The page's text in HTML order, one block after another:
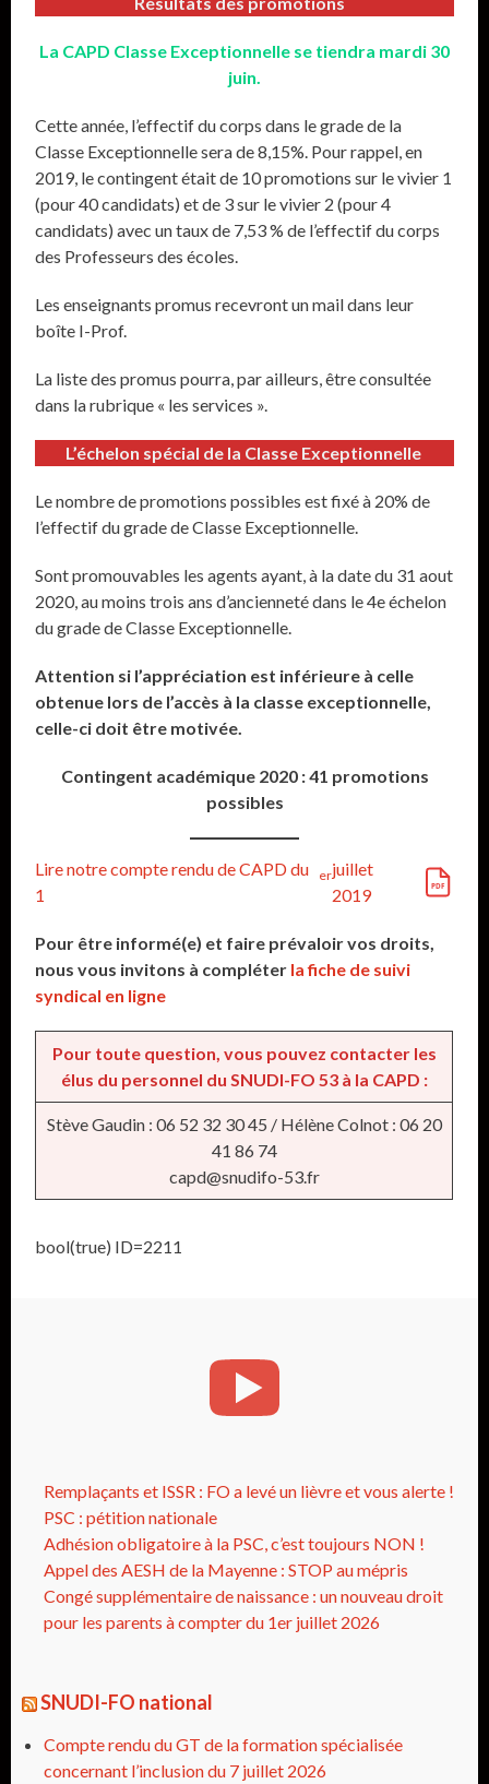
La CAPD Classe Exceptionnelle se tiendra mardi 30
juin.
Cette année, l’effectif du corps dans le grade de la
Classe Exceptionnelle sera de 8,15%. Pour rappel, en
2019, le contingent était de 10 promotions sur le vivier 1
(pour 40 candidats) et de 3 sur le vivier 2 (pour 4
candidats) avec un taux de 7,53 % de l’effectif du corps
des Professeurs des écoles.
Les enseignants promus recevront un mail dans leur
boîte I-Prof.
La liste des promus pourra, par ailleurs, être consultée
dans la rubrique « les services ».
L’échelon spécial de la Classe Exceptionnelle
Le nombre de promotions possibles est fixé à 20% de
l’effectif du grade de Classe Exceptionnelle.
Sont promouvables les agents ayant, à la date du 31 aout
2020, au moins trois ans d’ancienneté dans le 4e échelon
du grade de Classe Exceptionnelle.
Attention si l’appréciation est inférieure à celle
obtenue lors de l’accès à la classe exceptionnelle,
celle-ci doit être motivée.
Contingent académique 2020 : 41 promotions
possibles
Lire notre compte rendu de CAPD du
1
erjuillet
2019
Pour être informé(e) et faire prévaloir vos droits,
nous vous invitons à compléter la fiche de suivi
syndical en ligne
Pour toute question, vous pouvez contacter les
élus du personnel du SNUDI-FO 53 à la CAPD :
Stève Gaudin : 06 52 32 30 45 / Hélène Colnot : 06 20
41 86 74
capd@snudifo-53.fr
bool(true) ID=2211
Remplaçants et ISSR : FO a levé un lièvre et vous alerte !
PSC : pétition nationale
Adhésion obligatoire à la PSC, c’est toujours NON !
Appel des AESH de la Mayenne : STOP au mépris
Congé supplémentaire de naissance : un nouveau droit
pour les parents à compter du 1er juillet 2026
SNUDI-FO national
Compte rendu du GT de la formation spécialisée
concernant l’inclusion du 7 juillet 2026